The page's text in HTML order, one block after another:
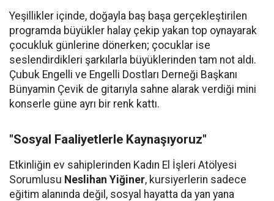
Yeşillikler içinde, doğayla baş başa gerçekleştirilen
programda büyükler halay çekip yakan top oynayarak
çocukluk günlerine dönerken; çocuklar ise
seslendirdikleri şarkılarla büyüklerinden tam not aldı.
Çubuk Engelli ve Engelli Dostları Derneği Başkanı
Bünyamin Çevik de gitarıyla sahne alarak verdiği mini
konserle güne ayrı bir renk kattı.
"Sosyal Faaliyetlerle Kaynaşıyoruz"
Etkinliğin ev sahiplerinden Kadın El İşleri Atölyesi
Sorumlusu Neslihan Yiğiner, kursiyerlerin sadece
eğitim alanında değil, sosyal hayatta da yan yana